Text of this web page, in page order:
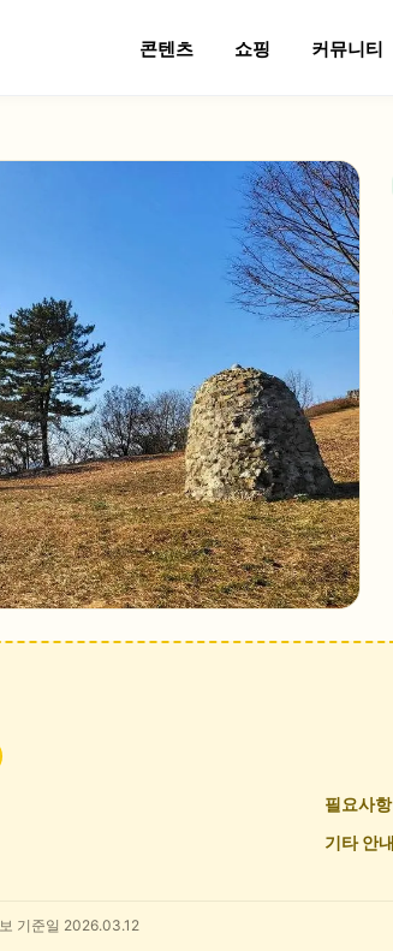
콘텐츠 쇼핑 커뮤니티
필요사항
기타 안내
보 기준일 2026.03.12